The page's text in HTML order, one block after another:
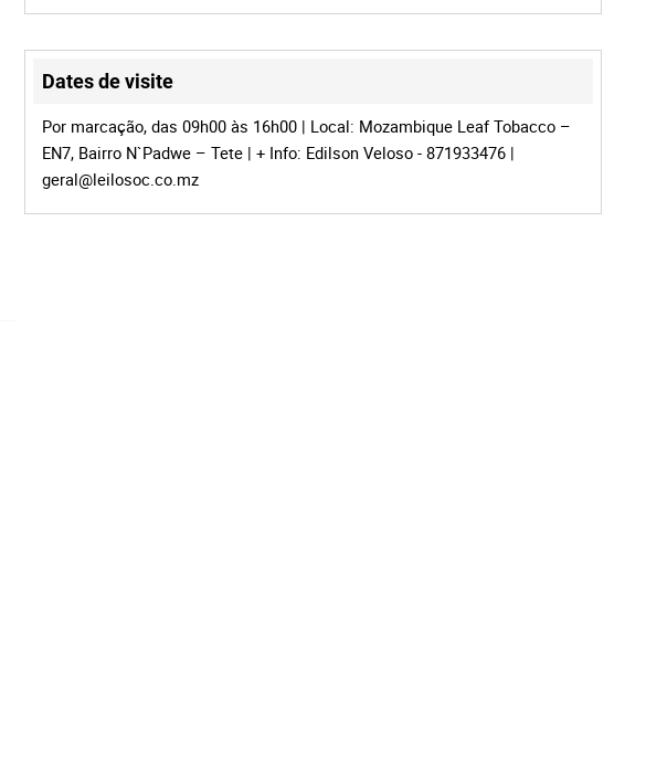
Dates de visite
Por marcação, das 09h00 às 16h00 | Local: Mozambique Leaf Tobacco –
EN7, Bairro N`Padwe – Tete | + Info: Edilson Veloso - 871933476 |
geral@leilosoc.co.mz